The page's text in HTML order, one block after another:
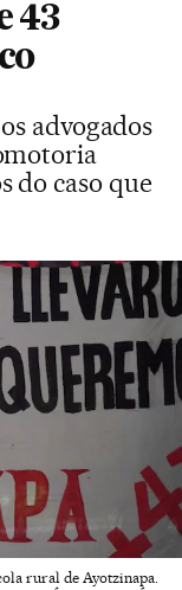
43
advogados
do caso que
rural de Ayotzinapa.